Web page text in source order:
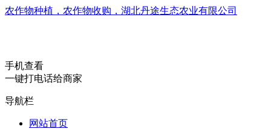
农作物种植，农作物收购，湖北丹途生态农业有限公司
手机查看
一键打电话给商家
导航栏
网站首页